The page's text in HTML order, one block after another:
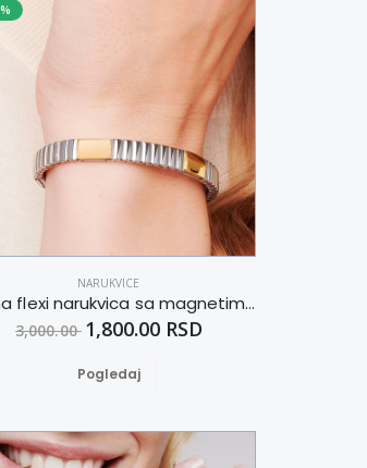
NARUKVICE
Nežna flexi narukvica sa magnetima i elementima u boji zlata i bakrom M
3,000.00 1,800.00 RSD
Pogledaj